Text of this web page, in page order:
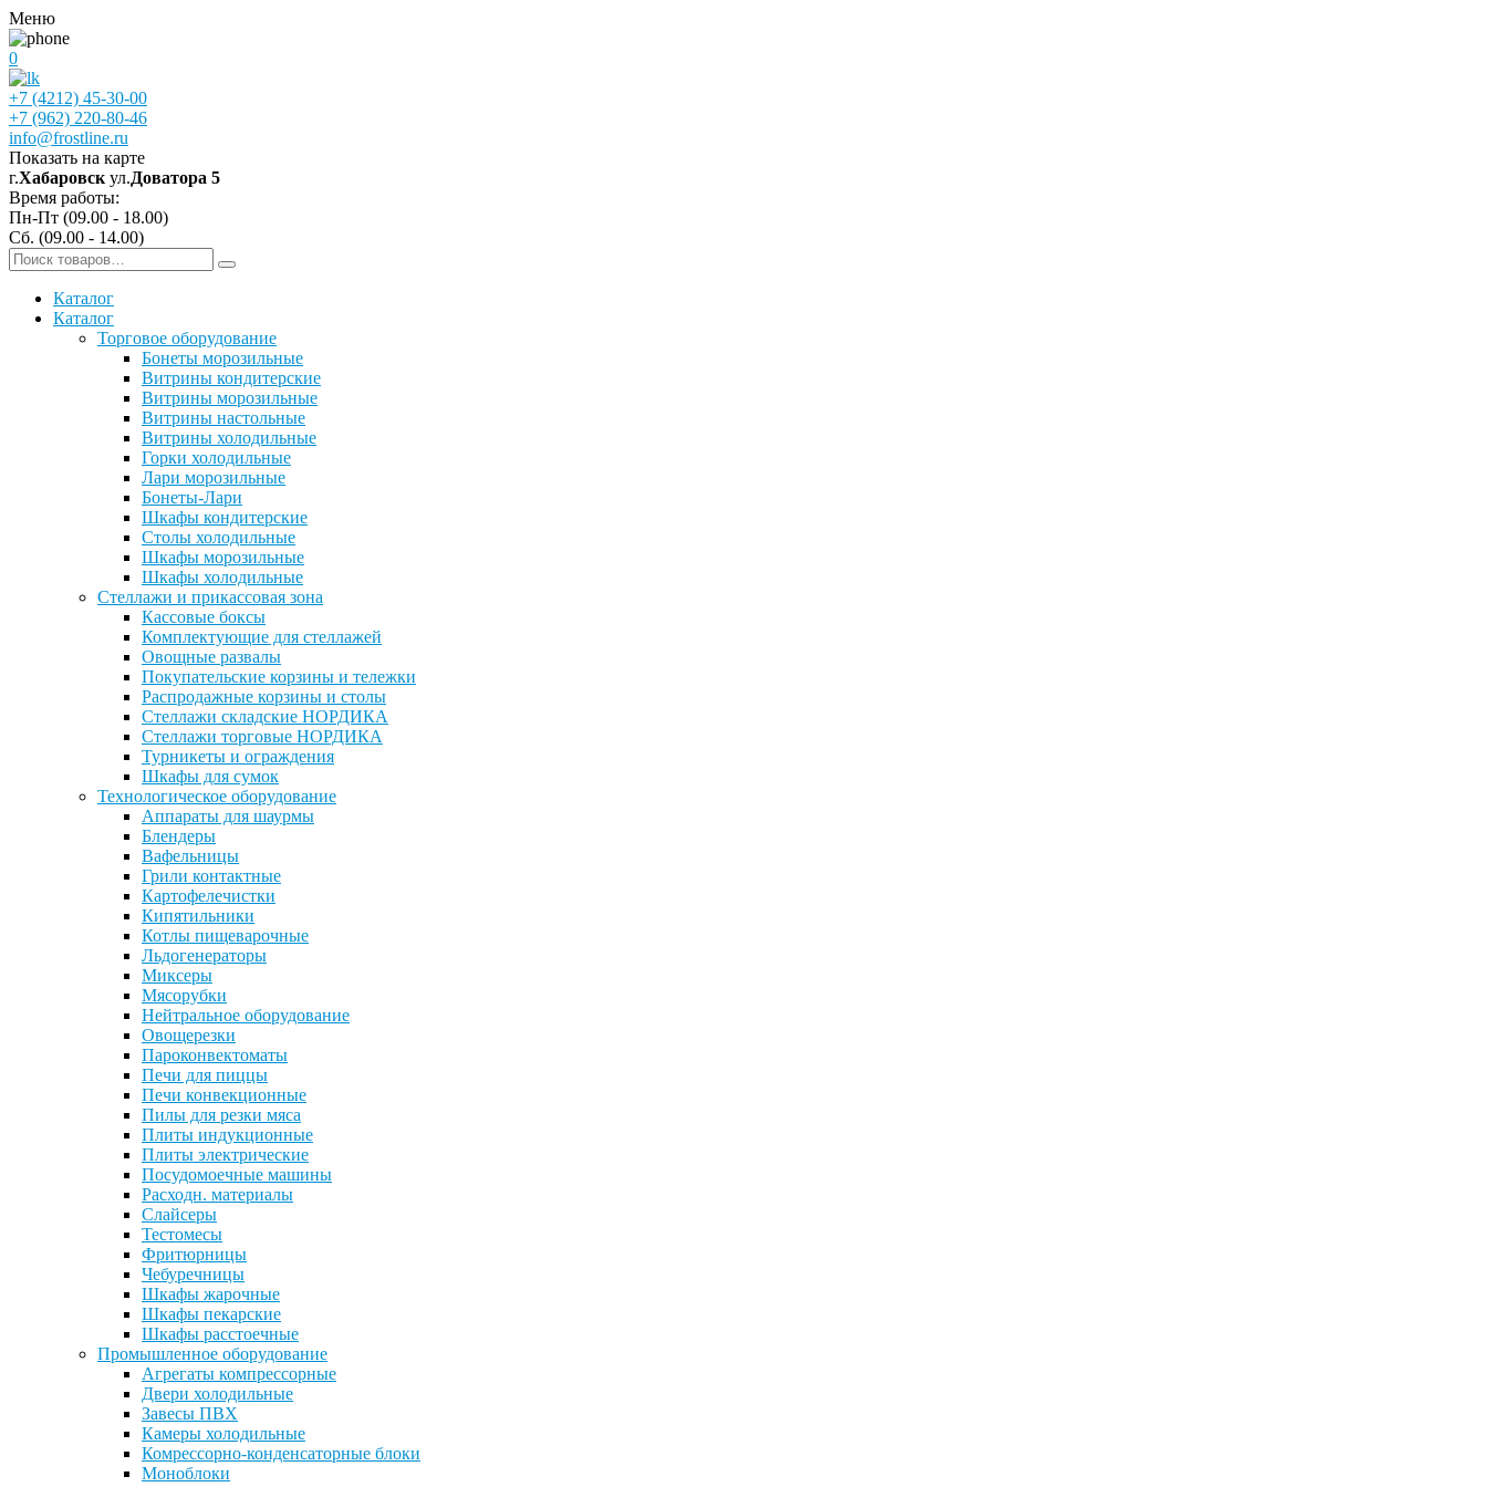
Меню
0
+7 (4212) 45-30-00
+7 (962) 220-80-46
info@frostline.ru
Показать на карте
г.Хабаровск ул.Доватора 5
Время работы:
Пн-Пт (09.00 - 18.00)
Сб. (09.00 - 14.00)
Каталог
Каталог
Торговое оборудование
Бонеты морозильные
Витрины кондитерские
Витрины морозильные
Витрины настольные
Витрины холодильные
Горки холодильные
Лари морозильные
Бонеты-Лари
Шкафы кондитерские
Столы холодильные
Шкафы морозильные
Шкафы холодильные
Стеллажи и прикассовая зона
Кассовые боксы
Комплектующие для стеллажей
Овощные развалы
Покупательские корзины и тележки
Распродажные корзины и столы
Стеллажи складские НОРДИКА
Стеллажи торговые НОРДИКА
Турникеты и ограждения
Шкафы для сумок
Технологическое оборудование
Аппараты для шаурмы
Блендеры
Вафельницы
Грили контактные
Картофелечистки
Кипятильники
Котлы пищеварочные
Льдогенераторы
Миксеры
Мясорубки
Нейтральное оборудование
Овощерезки
Пароконвектоматы
Печи для пиццы
Печи конвекционные
Пилы для резки мяса
Плиты индукционные
Плиты электрические
Посудомоечные машины
Расходн. материалы
Слайсеры
Тестомесы
Фритюрницы
Чебуречницы
Шкафы жарочные
Шкафы пекарские
Шкафы расстоечные
Промышленное оборудование
Агрегаты компрессорные
Двери холодильные
Завесы ПВХ
Камеры холодильные
Комрессорно-конденсаторные блоки
Моноблоки